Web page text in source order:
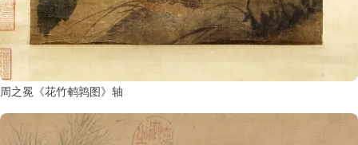
周之冕《花竹鹌鹑图》轴